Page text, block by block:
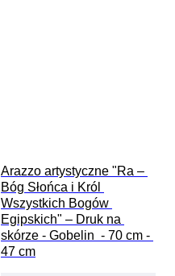
Arazzo artystyczne "Ra –
Bóg Słońca i Król
Wszystkich Bogów
Egipskich" – Druk na
skórze - Gobelin  - 70 cm -
47 cm